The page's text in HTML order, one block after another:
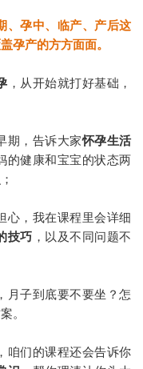
、孕中、临产、产后这
孕产的方方面面。
，从开始就打好基础，
期，告诉大家怀孕生活
的健康和宝宝的状态两
心，我在课程里会详细
技巧 ，以及不同问题不
月子到底要不要坐？怎
。
咱们的课程还会告诉你